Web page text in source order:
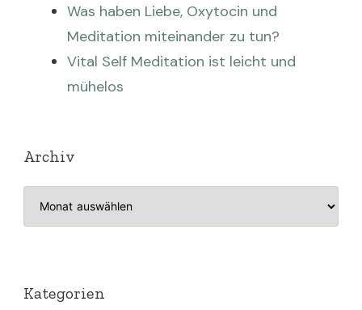
Was haben Liebe, Oxytocin und
Meditation miteinander zu tun?
Vital Self Meditation ist leicht und
mühelos
Archiv
Archiv
Kategorien